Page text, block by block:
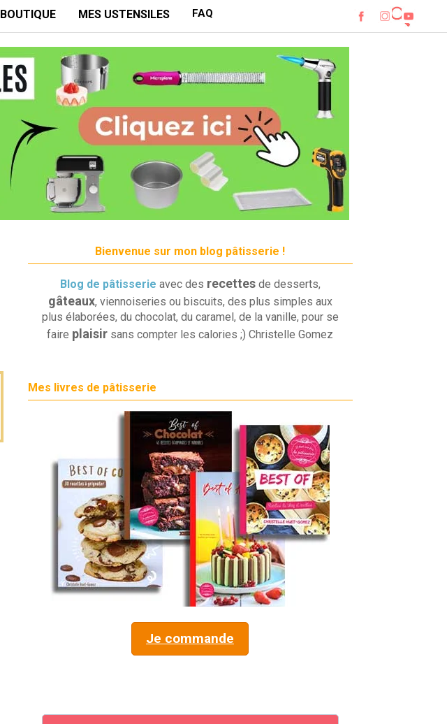
BOUTIQUE MES USTENSILES FAQ
Bienvenue sur mon blog pâtisserie !
Blog de pâtisserie avec des recettes de desserts,
gâteaux, viennoiseries ou biscuits, des plus simples aux
plus élaborées, du chocolat, du caramel, de la vanille, pour se
faire plaisir sans compter les calories ;) Christelle Gomez
Mes livres de pâtisserie
Je commande